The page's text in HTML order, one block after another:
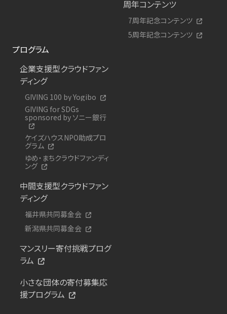
周年コンテンツ
7周年記念コンテンツ
5周年記念コンテンツ
プログラム
企業支援型クラウドファン
ディング
GIVING 100 by Yogibo
GIVING for SDGs
sponsored by ソニー銀行
ケイズハウスNPO助成プロ
グラム
ゆめ・まちクラウドファンディ
ング
中間支援型クラウドファン
ディング
福井県共同募金会
新潟県共同募金会
マンスリー寄付挑戦プログ
ラム
小さな団体の寄付募集応
援プログラム